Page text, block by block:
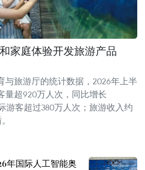
家庭体验开发旅游产品
与旅游厅的统计数据，2026年上半
量超920万人次，同比增长
游客超过380万人次；旅游收入约
年国际人工智能奥